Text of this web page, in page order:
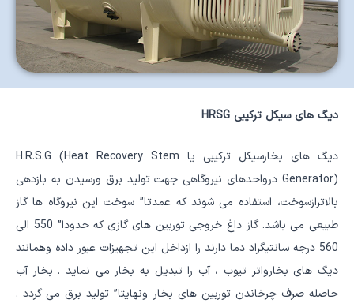
دیگ های سیکل ترکیبی HRSG
دیگ های بخارسیکل ترکیبی یا H.R.S.G (Heat Recovery Stem
Generator) درواحدهای نیروگاهی جهت تولید برق ورسیدن به بازدهی
بالاترازسوخت، استفاده می شوند که عمدتا” سوخت این نیروگاه ها گاز
طبیعی می باشد. گاز داغ خروجی توربین های گازی که حدودا” 550 الی
560 درجه سانتیگراد دما دارند را ازداخل این تجهیزات عبور داده وهمانند
دیگ های بخارواتر تیوب ، آب را تبدیل به بخار می نماید . بخار آب
حاصله صرف چرخاندن توربین های بخار ونهایتا” تولید برق می گردد .